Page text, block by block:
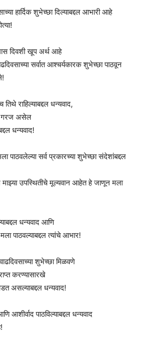
हार्दिक शुभेच्छा दिल्याबद्दल आभारी आहे
दिवशी खूप अर्थ आहे
सर्वात आश्चर्यकारक शुभेच्छा पाठवून
तिथे राहिल्याबद्दल धन्यवाद,
गरज असेल
धन्यवाद!
पाठवलेल्या सर्व प्रकारच्या शुभेच्छा संदेशांबद्दल
उपस्थितीचे मूल्यवान आहेत हे जाणून मला
धन्यवाद आणि
पाठवल्याबद्दल त्यांचे आभार!
शुभेच्छा मिळवणे
करण्यासारखे
असल्याबद्दल धन्यवाद!
आशीर्वाद पाठविल्याबद्दल धन्यवाद